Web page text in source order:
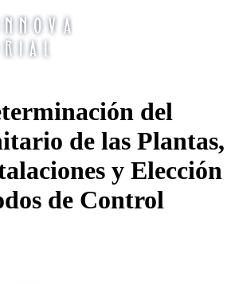
del
de las Plantas,
y Elección
de Control